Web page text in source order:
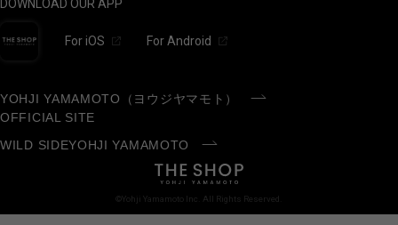
DOWNLOAD OUR APP
For iOS For Android
YOHJI YAMAMOTO（ヨウジヤマモト）
OFFICIAL SITE
WILD SIDEYOHJI YAMAMOTO
©Yohji Yamamoto Inc. All Rights Reserved.